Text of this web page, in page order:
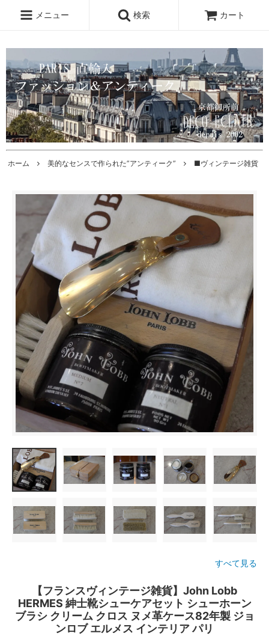
メニュー 検索 カート
ホーム 美的なセンスで作られた”アンティーク” ■ヴィンテージ雑貨
すべて見る
【フランスヴィンテージ雑貨】John Lobb
HERMES 紳士靴シューケアセット シューホーン
ブラシ クリーム クロス ヌメ革ケース82年製 ジョ
ンロブ エルメス インテリア パリ